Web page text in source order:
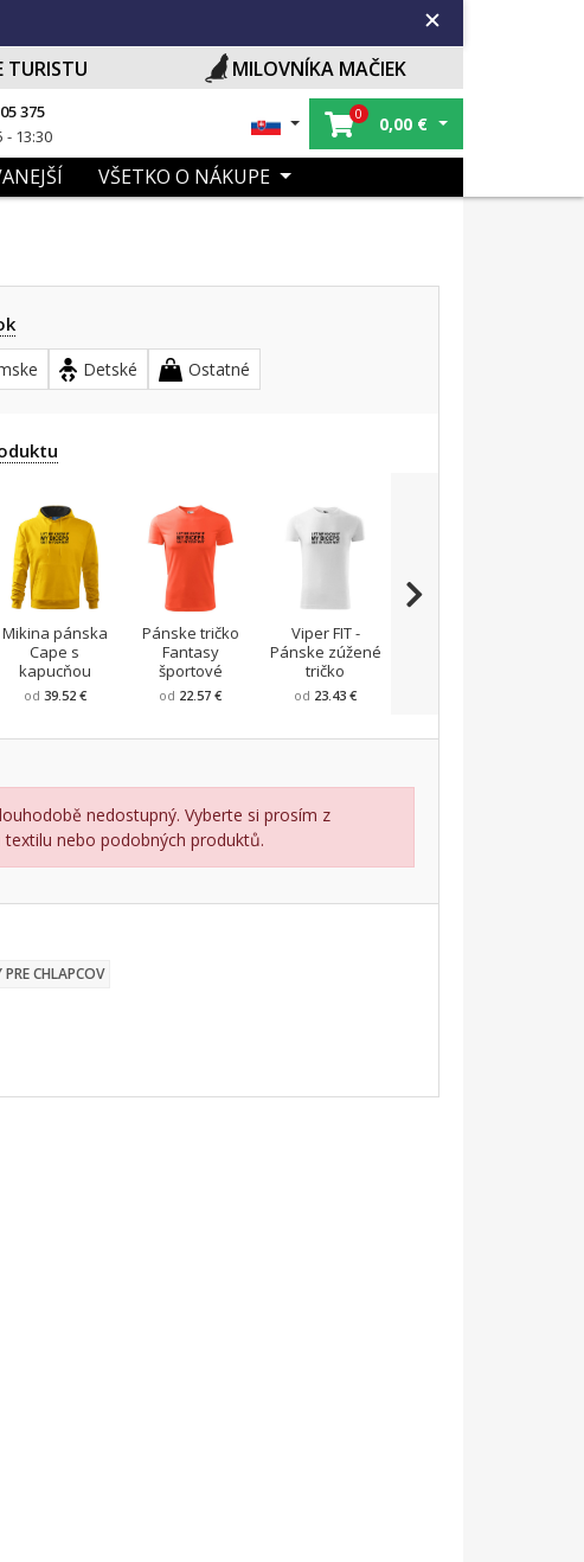
TURISTU MILOVNÍKA MAČIEK
375
- 13:30
0 0,00 €
VŠETKO O NÁKUPE
Detské Ostatné
Mikina pánska
Cape s
kapucňou
od 39.52 €
Pánske tričko
Fantasy
športové
od 22.57 €
Viper FIT -
Pánske zúžené
tričko
od 23.43 €
nedostupný. Vyberte si prosím z
nebo podobných produktů.
PRE CHLAPCOV